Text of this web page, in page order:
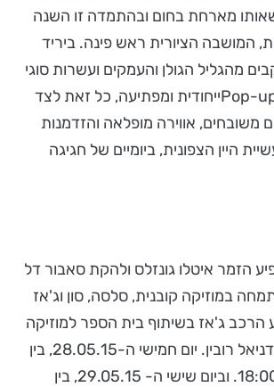
שאותו מארחת בחום ובהתמדה זו השנה
המושבה הציורית ראש פינה. ביריד
כ- 30 יקבים מהגליל הגולן והעמקים ועשרות סוגי
יינות, לצד במת Pop-upייחודית ומפתיעה, כל זאת לצד
משובחים, אווירה מופלאה והזדמנות
היין הצפונית, ביומיים של חגיגה
הזמר איטלו גונזלס ולהקת סאבור דל
במוזיקה קובנית, סלסה, סון וג'אז
הרכב ג'אז בשיתוף בית הספר למוזיקה
רימון עם הזמרת דניאל רובין. יום חמישי ה-28.05.15, בין
השעות 18:00-23:00. וביום שישי ה- 29.05.15, בין